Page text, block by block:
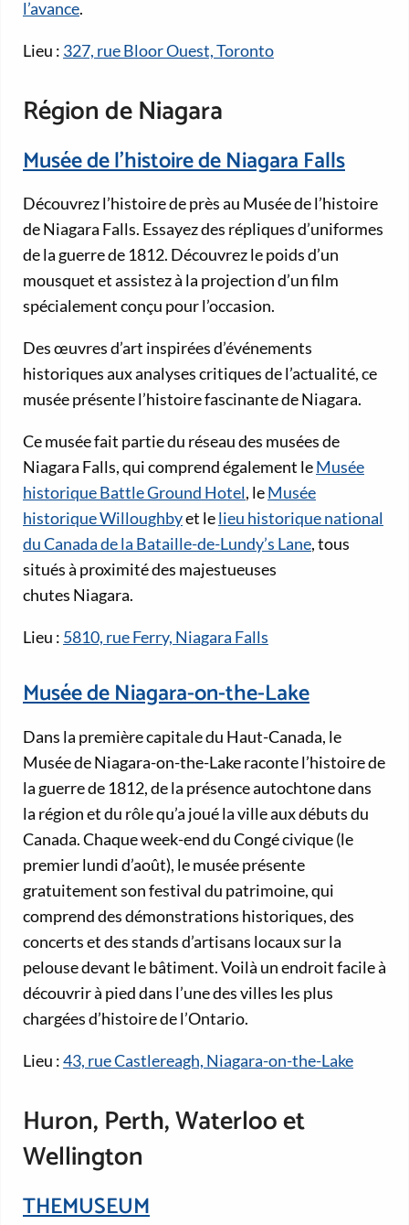
l’avance.
Lieu : 327, rue Bloor Ouest, Toronto
Région de Niagara
Musée de l’histoire de Niagara Falls
Découvrez l’histoire de près au Musée de l’histoire
de Niagara Falls. Essayez des répliques d’uniformes
de la guerre de 1812. Découvrez le poids d’un
mousquet et assistez à la projection d’un film
spécialement conçu pour l’occasion.
Des œuvres d’art inspirées d’événements
historiques aux analyses critiques de l’actualité, ce
musée présente l’histoire fascinante de Niagara.
Ce musée fait partie du réseau des musées de
Niagara Falls, qui comprend également leMusée
historique Battle Ground Hotel, leMusée
historique Willoughbyet lelieu historique national
du Canada de la Bataille-de-Lundy’s Lane, tous
situés à proximité des majestueuses
chutes Niagara.
Lieu : 5810, rue Ferry, Niagara Falls
Musée de Niagara-on-the-Lake
Dans la première capitale du Haut-Canada, le
Musée de Niagara-on-the-Lake raconte l’histoire de
la guerre de 1812, de la présence autochtone dans
la région et du rôle qu’a joué la ville aux débuts du
Canada. Chaque week-end du Congé civique (le
premier lundi d’août), le musée présente
gratuitement son festival du patrimoine, qui
comprend des démonstrations historiques, des
concerts et des stands d’artisans locaux sur la
pelouse devant le bâtiment. Voilà un endroit facile à
découvrir à pied dans l’une des villes les plus
chargées d’histoire de l’Ontario.
Lieu :43, rue Castlereagh, Niagara-on-the-Lake
Huron, Perth, Waterloo et
Wellington
THEMUSEUM